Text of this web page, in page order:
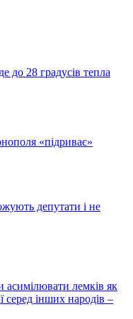
до 28 градусів тепла
«підриває»
депутати і не
асимілювати лемків як
серед інших народів –